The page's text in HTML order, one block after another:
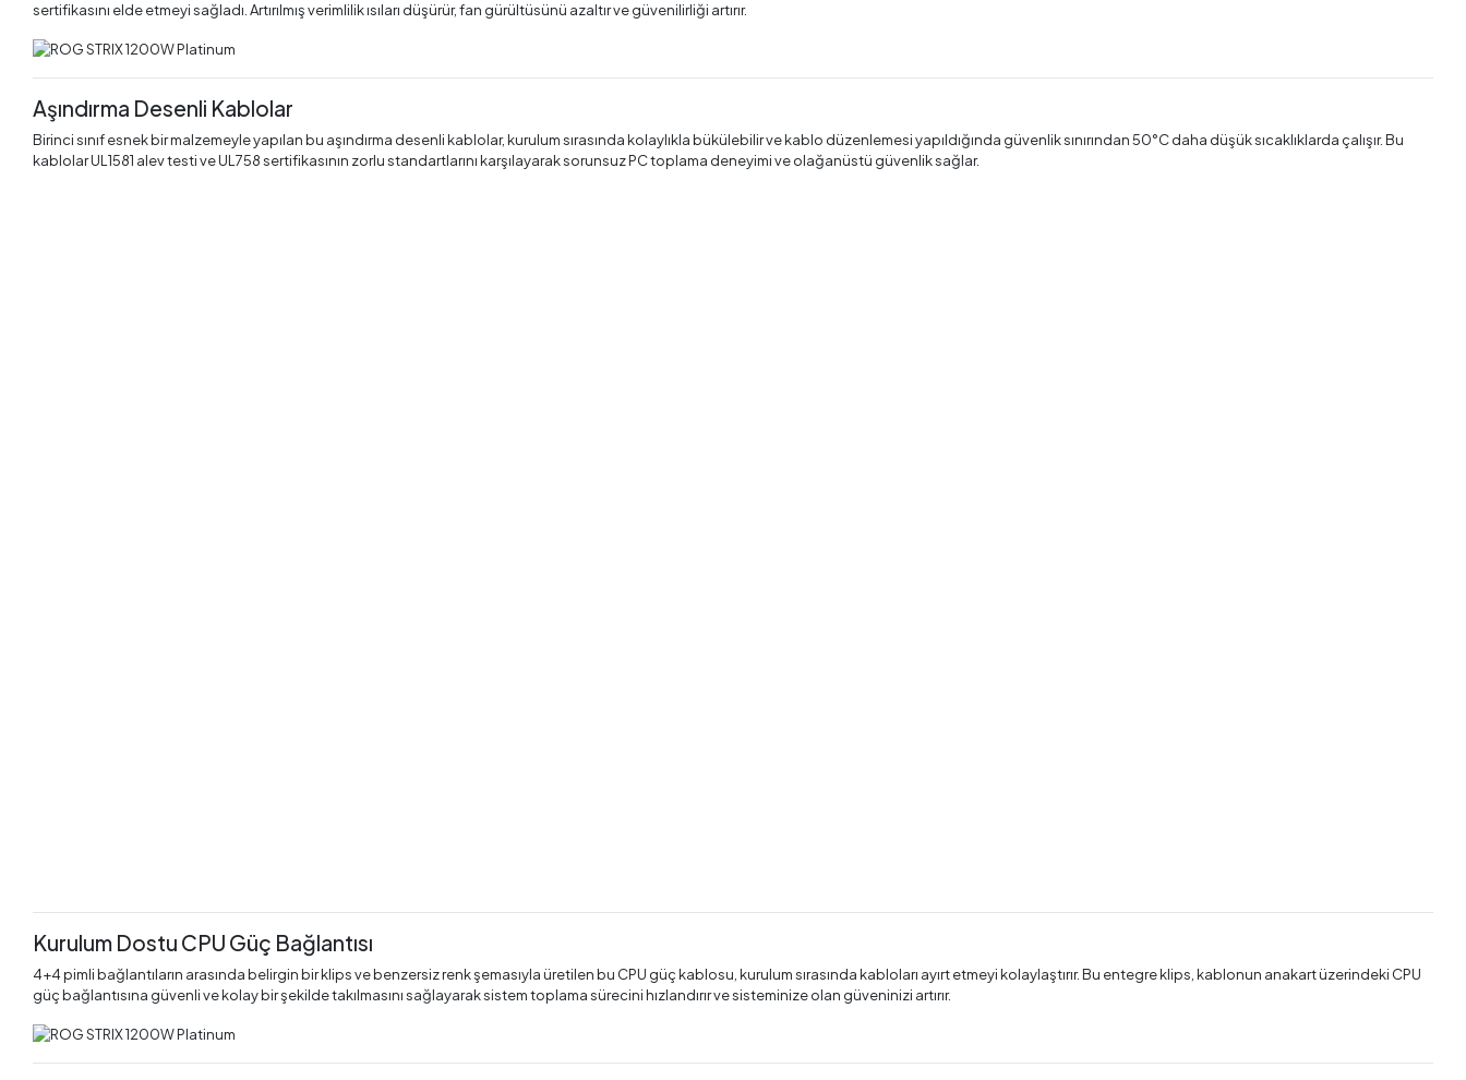
sertifikasını elde etmeyi sağladı. Artırılmış verimlilik ısıları düşürür, fan gürültüsünü azaltır ve güvenilirliği artırır.
Aşındırma Desenli Kablolar
Birinci sınıf esnek bir malzemeyle yapılan bu aşındırma desenli kablolar, kurulum sırasında kolaylıkla bükülebilir ve kablo düzenlemesi yapıldığında güvenlik sınırından 50°C daha düşük sıcaklıklarda çalışır. Bu
kablolar UL1581 alev testi ve UL758 sertifikasının zorlu standartlarını karşılayarak sorunsuz PC toplama deneyimi ve olağanüstü güvenlik sağlar.
Kurulum Dostu CPU Güç Bağlantısı
4+4 pimli bağlantıların arasında belirgin bir klips ve benzersiz renk şemasıyla üretilen bu CPU güç kablosu, kurulum sırasında kabloları ayırt etmeyi kolaylaştırır. Bu entegre klips, kablonun anakart üzerindeki CPU
güç bağlantısına güvenli ve kolay bir şekilde takılmasını sağlayarak sistem toplama sürecini hızlandırır ve sisteminize olan güveninizi artırır.